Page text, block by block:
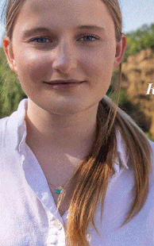
Cronaca 4 Agosto 2026
Un anno fa la
Gianni, Giulia e
processo, lo stop
Cronaca 3 Agosto 2026
Scomparso da
Fiorentino l’uomo
Levane nel 2020